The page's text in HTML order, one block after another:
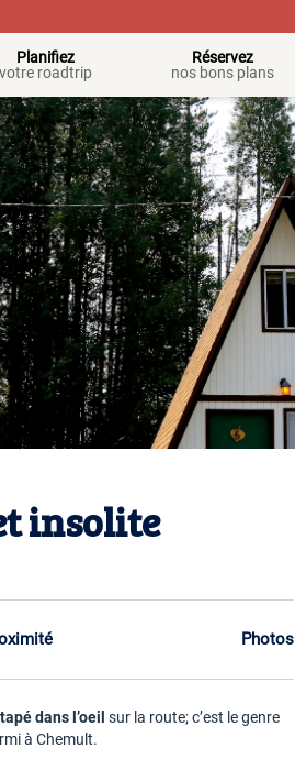
Planifiez
votre roadtrip
Réservez
nos bons plans
insolite
Photos
dans l’oeil sur la route; c’est le genre
à Chemult.